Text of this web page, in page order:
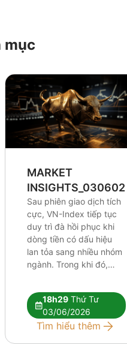
mục
MARKET
INSIGHTS_0306026
Sau phiên giao dịch tích
cực, VN-Index tiếp tục
duy trì đà hồi phục khi
dòng tiền có dấu hiệu
lan tỏa sang nhiều nhóm
ngành. Trong khi đó,
HOSE nhưng áp lực đã
phần nào được hấp thụ
bởi dòng tiền trong
18h29Thứ Tư
03/06/2026
Tìm hiểu thêm